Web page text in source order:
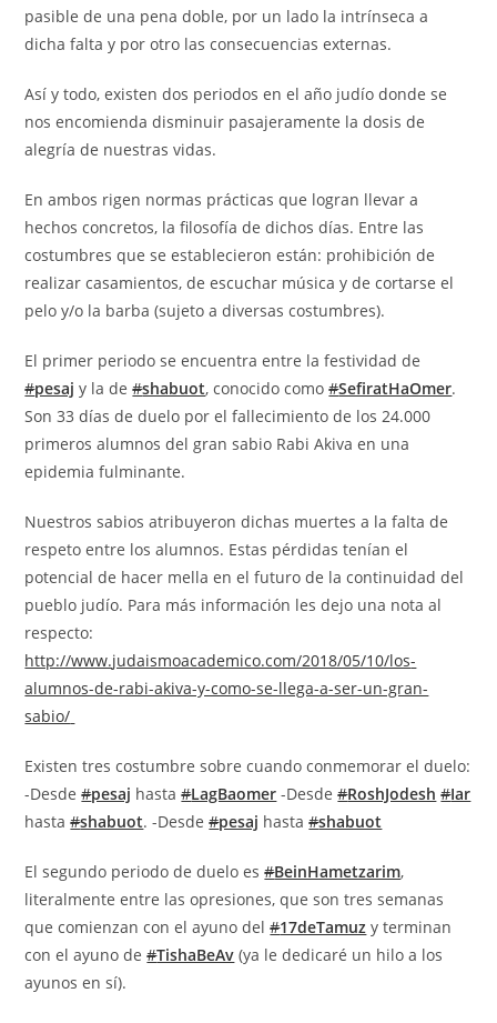
pasible de una pena doble, por un lado la intrínseca a
dicha falta y por otro las consecuencias externas.
Así y todo, existen dos periodos en el año judío donde se
nos encomienda disminuir pasajeramente la dosis de
alegría de nuestras vidas.
En ambos rigen normas prácticas que logran llevar a
hechos concretos, la filosofía de dichos días. Entre las
costumbres que se establecieron están: prohibición de
realizar casamientos, de escuchar música y de cortarse el
pelo y/o la barba (sujeto a diversas costumbres).
El primer periodo se encuentra entre la festividad de
#pesaj y la de#shabuot, conocido como#SefiratHaOmer.
Son 33 días de duelo por el fallecimiento de los 24.000
primeros alumnos del gran sabio Rabi Akiva en una
epidemia fulminante.
Nuestros sabios atribuyeron dichas muertes a la falta de
respeto entre los alumnos. Estas pérdidas tenían el
potencial de hacer mella en el futuro de la continuidad del
pueblo judío. Para más información les dejo una nota al
respecto:
http://www.judaismoacademico.com/2018/05/10/los-
alumnos-de-rabi-akiva-y-como-se-llega-a-ser-un-gran-
sabio/
Existen tres costumbre sobre cuando conmemorar el duelo:
-Desde#pesaj hasta#LagBaomer -Desde#RoshJodesh #Iar
hasta#shabuot. -Desde#pesaj hasta#shabuot
El segundo periodo de duelo es#BeinHametzarim,
literalmente entre las opresiones, que son tres semanas
que comienzan con el ayuno del#17deTamuz y terminan
con el ayuno de#TishaBeAv (ya le dedicaré un hilo a los
ayunos en sí).